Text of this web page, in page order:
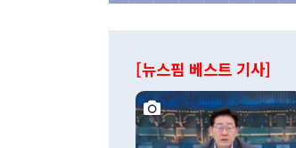
[뉴스핌 베스트 기사]